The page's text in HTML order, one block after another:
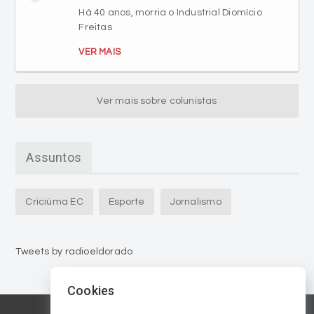
Há 40 anos, morria o Industrial Diomício
Freitas
VER MAIS
Ver mais sobre colunistas
Assuntos
Criciúma EC Esporte Jornalismo
Tweets by radioeldorado
Cookies